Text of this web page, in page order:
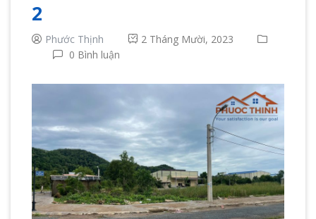
2
Phước Thịnh
2 Tháng Mười, 2023
0 Bình luận